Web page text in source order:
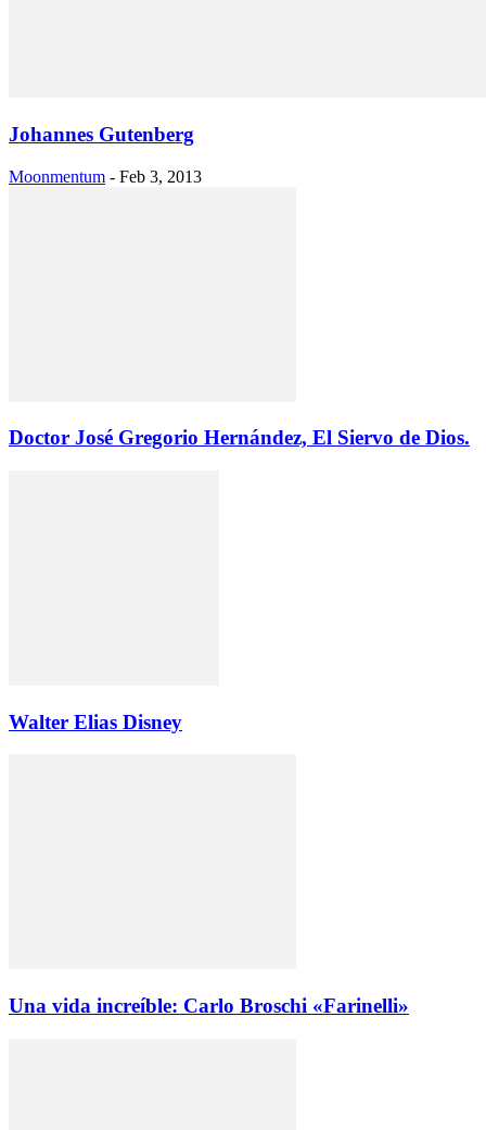
Johannes Gutenberg
Moonmentum - Feb 3, 2013
Doctor José Gregorio Hernández, El Siervo de Dios.
Walter Elias Disney
Una vida increíble: Carlo Broschi «Farinelli»